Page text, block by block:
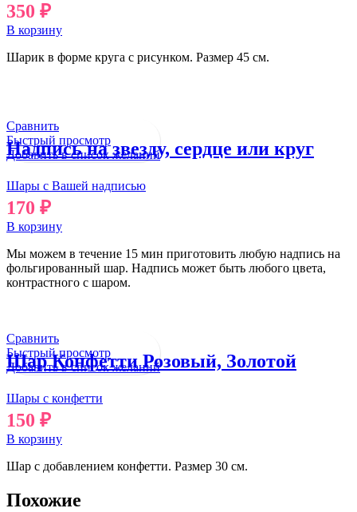
350 ₽
В корзину
Шарик в форме круга с рисунком. Размер 45 см.
Сравнить
Быстрый просмотр
Добавить в список желаний
Надпись на звезду, сердце или круг
Шары с Вашей надписью
170 ₽
В корзину
Мы можем в течение 15 мин приготовить любую надпись на
фольгированный шар. Надпись может быть любого цвета,
контрастного с шаром.
Сравнить
Быстрый просмотр
Добавить в список желаний
Шар Конфетти Розовый, Золотой
Шары с конфетти
150 ₽
В корзину
Шар с добавлением конфетти. Размер 30 см.
Похожие